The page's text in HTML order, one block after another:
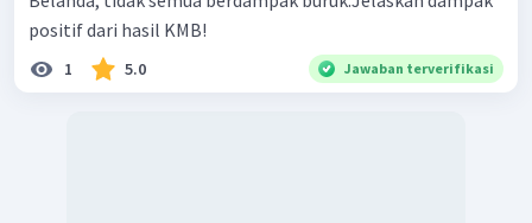
positif dari hasil KMB!
1 5.0 Jawaban terverifikasi